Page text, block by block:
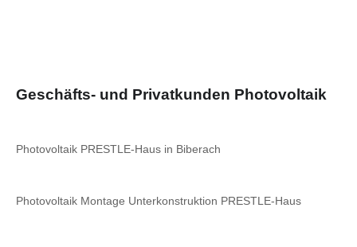
Geschäfts- und Privatkunden Photovoltaik
Photovoltaik PRESTLE-Haus in Biberach
Photovoltaik Montage Unterkonstruktion PRESTLE-Haus